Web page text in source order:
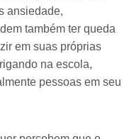
ansiedade,
também ter queda
em suas próprias
na escola,
pessoas em seu